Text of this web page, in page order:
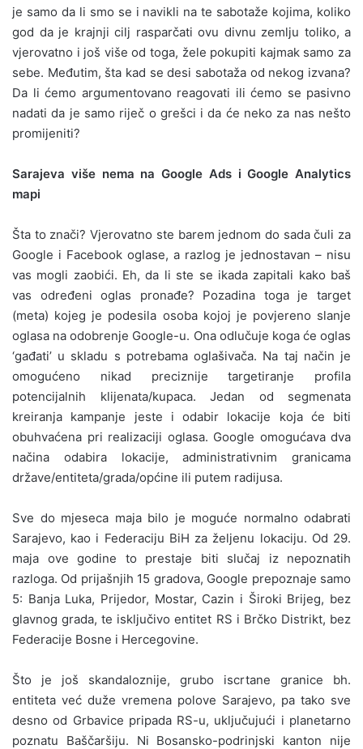
je samo da li smo se i navikli na te sabotaže kojima, koliko
god da je krajnji cilj rasparčati ovu divnu zemlju toliko, a
vjerovatno i još više od toga, žele pokupiti kajmak samo za
sebe. Međutim, šta kad se desi sabotaža od nekog izvana?
Da li ćemo argumentovano reagovati ili ćemo se pasivno
nadati da je samo riječ o grešci i da će neko za nas nešto
promijeniti?
Sarajeva više nema na Google Ads i Google Analytics
mapi
Šta to znači? Vjerovatno ste barem jednom do sada čuli za
Google i Facebook oglase, a razlog je jednostavan – nisu
vas mogli zaobići. Eh, da li ste se ikada zapitali kako baš
vas određeni oglas pronađe? Pozadina toga je target
(meta) kojeg je podesila osoba kojoj je povjereno slanje
oglasa na odobrenje Google-u. Ona odlučuje koga će oglas
‘gađati’ u skladu s potrebama oglašivača. Na taj način je
omogućeno nikad preciznije targetiranje profila
potencijalnih klijenata/kupaca. Jedan od segmenata
kreiranja kampanje jeste i odabir lokacije koja će biti
obuhvaćena pri realizaciji oglasa. Google omogućava dva
načina odabira lokacije, administrativnim granicama
države/entiteta/grada/općine ili putem radijusa.
Sve do mjeseca maja bilo je moguće normalno odabrati
Sarajevo, kao i Federaciju BiH za željenu lokaciju. Od 29.
maja ove godine to prestaje biti slučaj iz nepoznatih
razloga. Od prijašnjih 15 gradova, Google prepoznaje samo
5: Banja Luka, Prijedor, Mostar, Cazin i Široki Brijeg, bez
glavnog grada, te isključivo entitet RS i Brčko Distrikt, bez
Federacije Bosne i Hercegovine.
Što je još skandaloznije, grubo iscrtane granice bh.
entiteta već duže vremena polove Sarajevo, pa tako sve
desno od Grbavice pripada RS-u, uključujući i planetarno
poznatu Baščaršiju. Ni Bosansko-podrinjski kanton nije